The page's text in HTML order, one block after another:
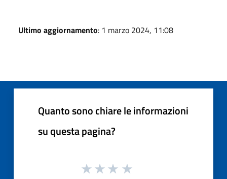
Ultimo aggiornamento: 1 marzo 2024, 11:08
Quanto sono chiare le informazioni
su questa pagina?